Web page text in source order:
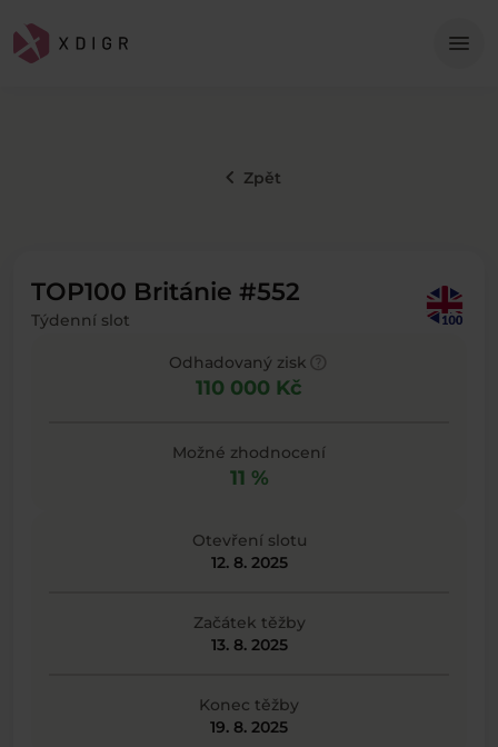
menu
keyboard_arrow_left Zpět
TOP100 Británie #552
Týdenní slot
Odhadovaný zisk
110 000 Kč
Možné zhodnocení
11 %
Otevření slotu
12. 8. 2025
Začátek těžby
13. 8. 2025
Konec těžby
19. 8. 2025